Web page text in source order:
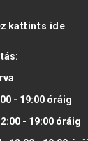
kattints ide
- 19:00óráig
- 19:00óráig